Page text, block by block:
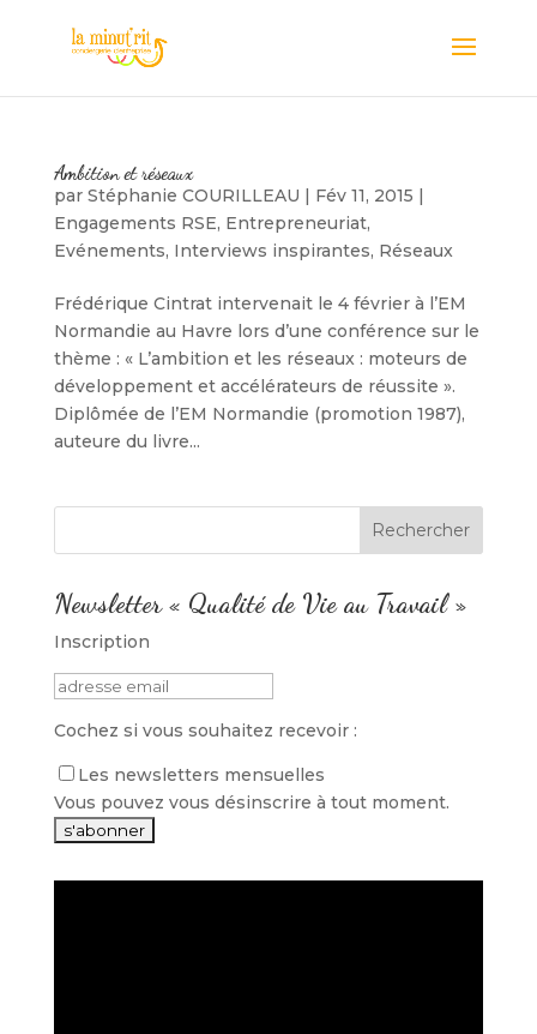
Ambition et réseaux
par Stéphanie COURILLEAU | Fév 11, 2015 |
Engagements RSE, Entrepreneuriat,
Evénements, Interviews inspirantes, Réseaux
Frédérique Cintrat intervenait le 4 février à l’EM
Normandie au Havre lors d’une conférence sur le
thème : « L’ambition et les réseaux : moteurs de
développement et accélérateurs de réussite ».
Diplômée de l’EM Normandie (promotion 1987),
auteure du livre...
Newsletter « Qualité de Vie au Travail »
Inscription
Cochez si vous souhaitez recevoir :
Les newsletters mensuelles
Vous pouvez vous désinscrire à tout moment.